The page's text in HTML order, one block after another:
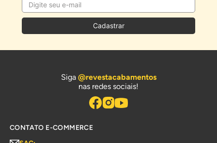
Cadastrar
Siga @revestacabamentos
nas redes sociais!
CONTATO E-COMMERCE